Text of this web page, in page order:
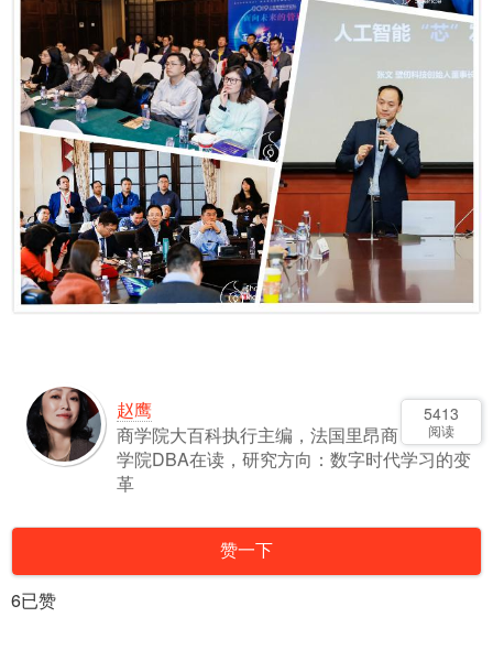
5413
阅读
赵鹰
商学院大百科执行主编，法国里昂商
学院DBA在读，研究方向：数字时代学习的变
革
赞一下
6已赞